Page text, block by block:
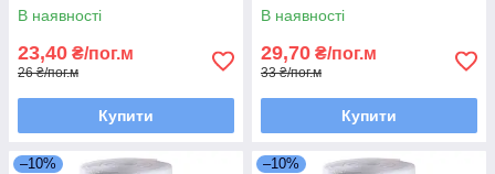
В наявності
23,40 ₴/пог.м
26 ₴/пог.м
Купити
В наявності
29,70 ₴/пог.м
33 ₴/пог.м
Купити
–10% –10%